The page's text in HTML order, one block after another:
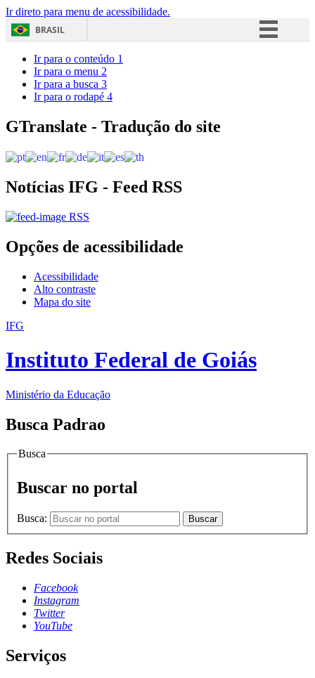
Ir direto para menu de acessibilidade.
BRASIL
Acesso à informação
Ir para o conteúdo 1
Ir para o menu 2
Ir para a busca 3
Ir para o rodapé 4
GTranslate - Tradução do site
Notícias IFG - Feed RSS
RSS
Opções de acessibilidade
Acessibilidade
Alto contraste
Mapa do site
IFG
Instituto Federal de Goiás
Ministério da Educação
Busca Padrao
Busca
Buscar no portal
Busca: Buscar
Redes Sociais
Facebook
Instagram
Twitter
YouTube
Serviços